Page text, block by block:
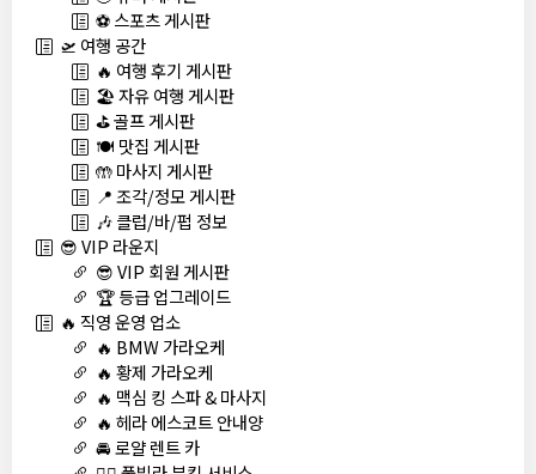
⚽ 스포츠 게시판
🛫 여행 공간
🔥 여행 후기 게시판
🏖️ 자유 여행 게시판
⛳ 골프 게시판
🍽️ 맛집 게시판
🤲 마사지 게시판
📍 조각/정모 게시판
🎶 클럽/바/펍 정보
😎 VIP 라운지
😎 VIP 회원 게시판
🏆 등급 업그레이드
🔥 직영 운영 업소
🔥 BMW 가라오케
🔥 황제 가라오케
🔥 맥심 킹 스파 & 마사지
🔥 헤라 에스코트 안내양
🚘 로얄 렌트 카